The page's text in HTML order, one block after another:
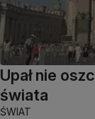
Upał nie
świata
ŚWIAT